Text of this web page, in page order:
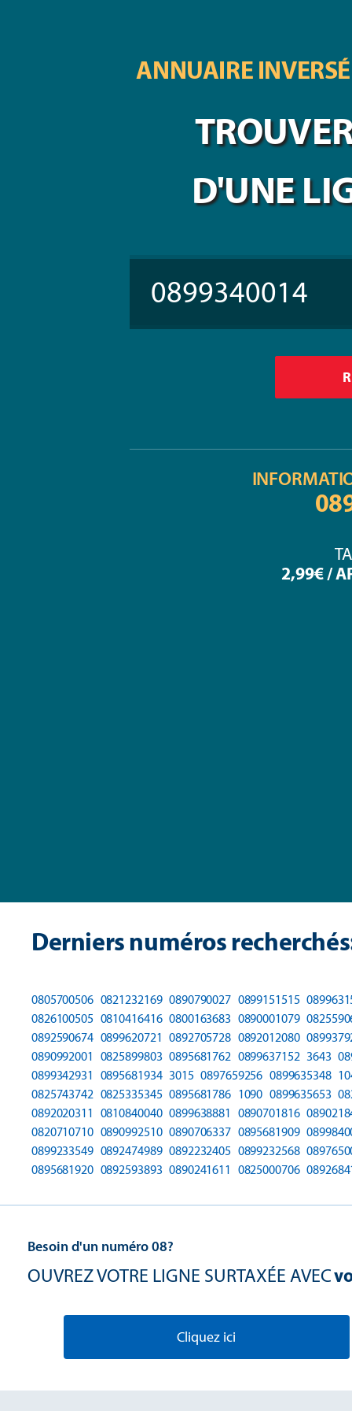
ANNUAIRE
D'UNE
2,99€ /
Derniers numéros
0805700506 0821232169 0890790027 0899151515
0826100505 0810416416 0800163683 0890001079
0892590674 0899620721 0892705728 0892012080
0890992001 0825899803 0895681762 0899637152 3643
0899342931 0895681934 3015 0897659256 0899635348
0825743742 0825335345 0895681786 1090 0899635653
0892020311 0810840040 0899638881 0890701816
0820710710 0890992510 0890706337 0895681909
0899233549 0892474989 0892232405 0899232568
0895681920 0892593893 0890241611 0825000706
Besoin d'un numéro 08?
OUVREZ VOTRE LIGNE SURTAXÉE AVEC
Cliquez ici